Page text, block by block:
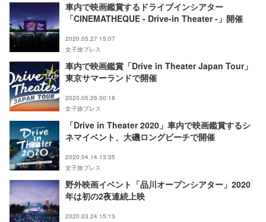
車内で映画鑑賞するドライブインシアター
「CINEMATHEQUE - Drive-in Theater -」開催
2020.05.27 15:07
女子旅プレス
車内で映画鑑賞「Drive in Theater Japan Tour」
東京サマーランドで開催
2020.05.26 00:18
女子旅プレス
「Drive in Theater 2020」車内で映画鑑賞するシ
ネマイベント、大磯ロングビーチで開催
2020.04.14 13:35
女子旅プレス
野外映画イベント「品川オープンシアター」2020
年は初の2夜連続上映
2020.03.24 15:13